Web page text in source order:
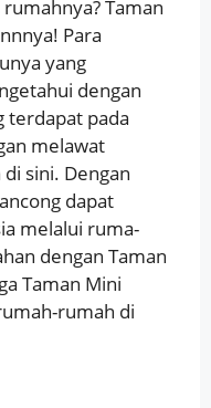
Taman
Para
yang
dengan
terdapat pada
melawat
sini. Dengan
dapat
melalui ruma-
dengan Taman
Taman Mini
rumah di